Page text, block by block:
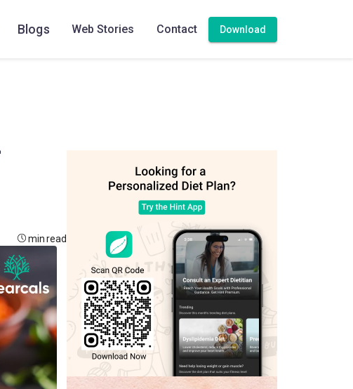
Blogs Web Stories Contact Download
min read